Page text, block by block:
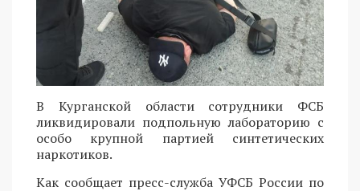
В Курганской области сотрудники ФСБ
ликвидировали подпольную лабораторию с
особо крупной партией синтетических
наркотиков.
Как сообщает пресс-служба УФСБ России по